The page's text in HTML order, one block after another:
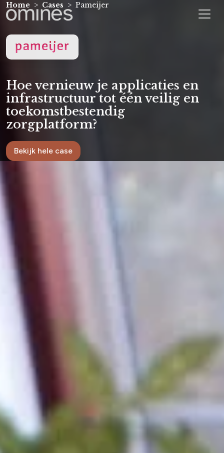
Home Cases Pameijer
Hoe vernieuw je applicaties en
infrastructuur tot één veilig en
toekomstbestendig
zorgplatform?
Bekijk hele case